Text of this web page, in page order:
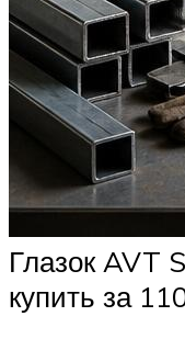
Глазок AVT
купить за